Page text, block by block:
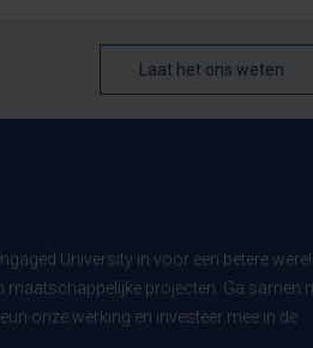
Laat het ons weten
University in voor een betere
maatschappelijke projecten. Ga samen
onze werking en investeer mee in de